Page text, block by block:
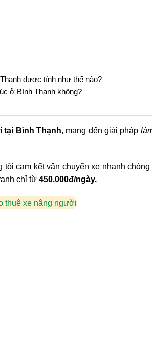
được tính như thế nào?
ở Bình Thạnh không?
tại Bình Thạnh, mang đến giải pháp
tôi cam kết vận chuyển xe nhanh chóng
chỉ từ 450.000đ/ngày.
thuê xe nâng người